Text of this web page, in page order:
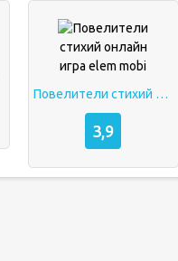
Повелители стихий онлайн игра elem mobi
3,9